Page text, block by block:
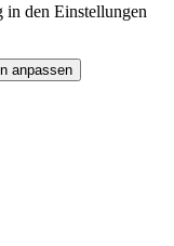
den Einstellungen
anpassen